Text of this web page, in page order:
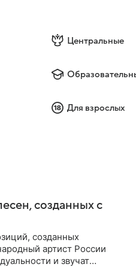
Центральные
Для взрослых
созданных с
созданных
артист России
и звучат